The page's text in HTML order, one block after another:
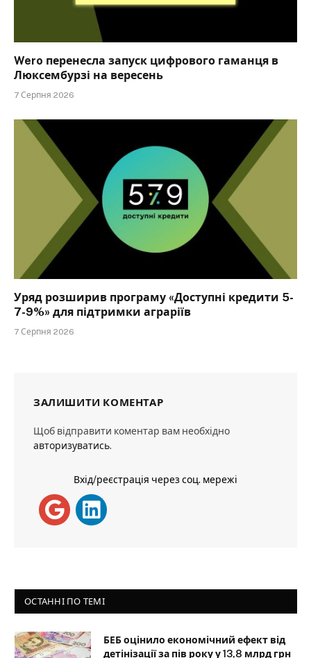
Wero перенесла запуск цифрового гаманця в
Люксембурзі на вересень
7 Серпня 2026
Уряд розширив програму «Доступні кредити 5-
7-9%» для підтримки аграріїв
7 Серпня 2026
ЗАЛИШИТИ КОМЕНТАР
Щоб відправити коментар вам необхідно
авторизуватись.
Вхід/реєстрація через соц. мережі
ОСТАННІ ПО ТЕМІ
БЕБ оцінило економічний ефект від
детінізації за пів року у 13,8 млрд грн